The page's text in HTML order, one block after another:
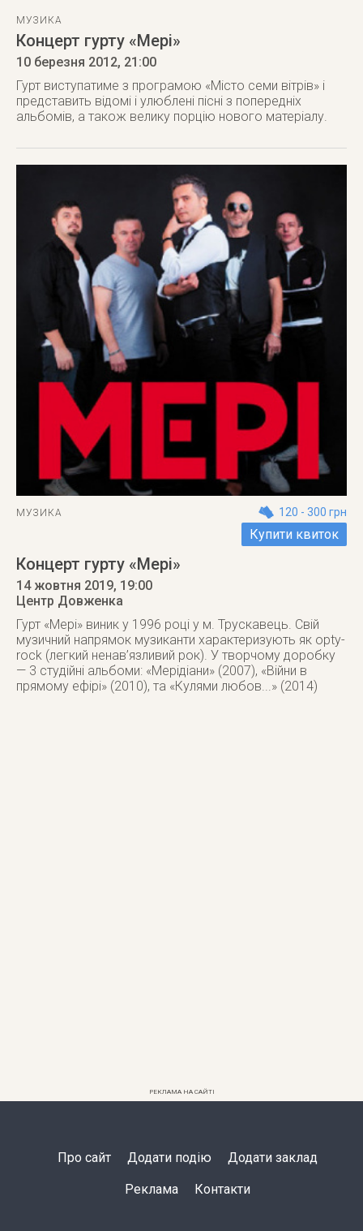
МУЗИКА
Концерт гурту «Мері»
10 березня 2012, 21:00
Гурт виступатиме з програмою «Місто семи вітрів» і
представить відомі і улюблені пісні з попередніх
альбомів, а також велику порцію нового матеріалу.
МУЗИКА 120 - 300 грн
Купити квиток
Концерт гурту «Мері»
14 жовтня 2019, 19:00
Центр Довженка
Гурт «Мері» виник у 1996 році у м. Трускавець. Свій
музичний напрямок музиканти характеризують як opty-
rock (легкий ненав’язливий рок). У творчому доробку
— 3 студійні альбоми: «Мерідіани» (2007), «Війни в
прямому ефірі» (2010), та «Кулями любов...» (2014)
РЕКЛАМА НА САЙТІ
Про сайт Додати подію Додати заклад
Реклама Контакти